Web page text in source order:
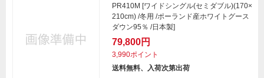
PR410M [ワイドシングル(セミダブル)(170×
210cm) /冬用 /ポーランド産ホワイトグース
ダウン95％ /日本製]
79,800円
3,990ポイント
送料無料、入荷次第出荷